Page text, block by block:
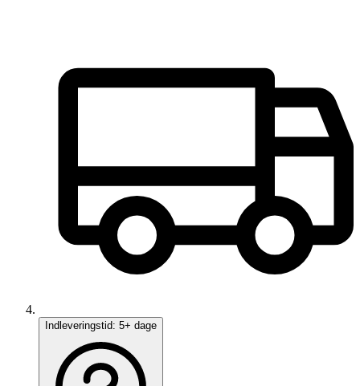
Indleveringstid: 5+ dage